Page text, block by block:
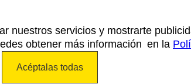
nuestros servicios y mostrarte
obtener más información en la
Acéptalas todas